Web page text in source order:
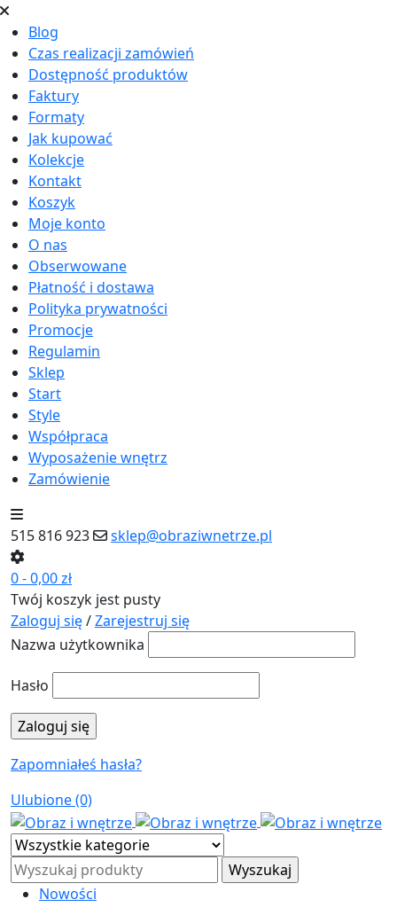
Blog
Czas realizacji zamówień
Dostępność produktów
Faktury
Formaty
Jak kupować
Kolekcje
Kontakt
Koszyk
Moje konto
O nas
Obserwowane
Płatność i dostawa
Polityka prywatności
Promocje
Regulamin
Sklep
Start
Style
Współpraca
Wyposażenie wnętrz
Zamówienie
515 816 923 sklep@obraziwnetrze.pl
0-0,00zł
Twój koszyk jest pusty
Zaloguj się/Zarejestruj się
Nazwa użytkownika
Hasło
Zapomniałeś hasła?
Ulubione (0)
Nowości